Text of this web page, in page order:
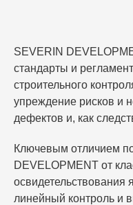
из зоны
контролируемый
уверенность в
вложенного рубля.
Почему стоит
строительстве
SEVERIN
стандарты и
строительного
упреждение рисков и
дефектов и, как
Ключевым отличием
DEVELOPMENT от
освидетельствования
линейный контроль и